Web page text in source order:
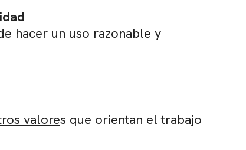
hacer un uso razonable y
valores que orientan el trabajo